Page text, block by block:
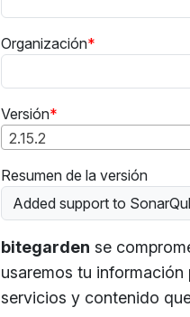
Organización
Versión
2.15.2
Resumen de la versión
Added support to
bitegarden se
usaremos tu
servicios y contenido